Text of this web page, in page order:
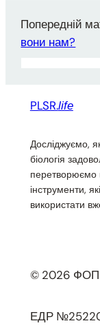
Попередній
вони нам?
PLSR.life
Досліджуємо,
біологія
перетворюємо
інструменти,
використати
© 2026 ФОП
ЕДР